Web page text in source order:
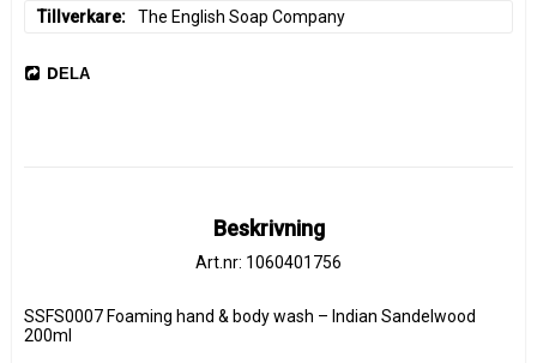
Tillverkare The English Soap Company
DELA
Beskrivning
Art.nr: 1060401756
SSFS0007 Foaming hand & body wash – Indian Sandelwood
200ml